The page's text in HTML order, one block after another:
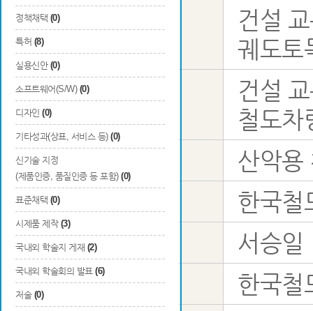
정책채택 (0)
특허 (8)
실용신안 (0)
소프트웨어(S/W) (0)
디자인 (0)
기타성과(상표, 서비스 등) (0)
신기술 지정
(제품인증, 품질인증 등 포함) (0)
표준채택 (0)
시제품 제작 (3)
국내외 학술지 게재 (2)
국내외 학술회의 발표 (6)
저술 (0)
국가과학표준분류 2순위
건설
궤도토
3순위
건설
철도차
과제명 산악용
주관연구기관 한국철
총괄연구 책임자
서승일
소속 한국철